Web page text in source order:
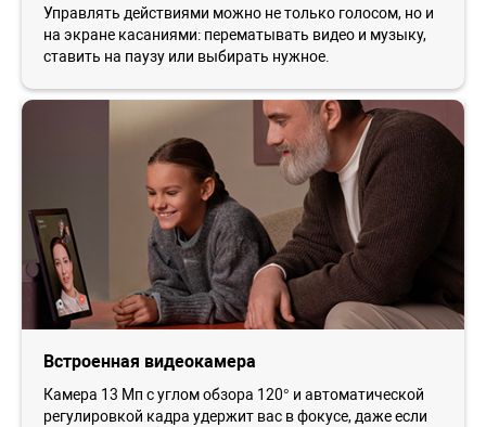
Управлять действиями можно не только голосом, но и
на экране касаниями: перематывать видео и музыку,
ставить на паузу или выбирать нужное.
Встроенная видеокамера
Камера 13 Мп с углом обзора 120° и автоматической
регулировкой кадра удержит вас в фокусе, даже если